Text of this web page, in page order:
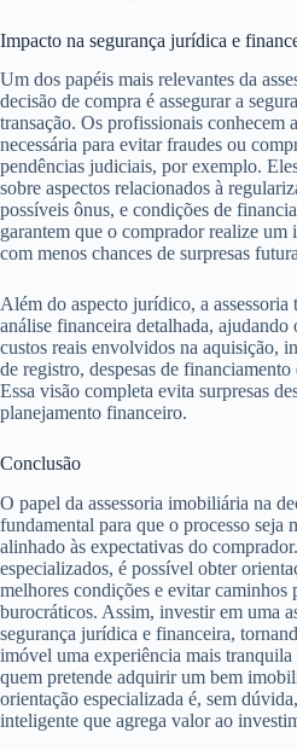
Impacto na segurança jurídica e
Um dos papéis mais relevantes da
decisão de compra é assegurar a
transação. Os profissionais conhecem
necessária para evitar fraudes ou
pendências judiciais, por exemplo.
sobre aspectos relacionados à
possíveis ônus, e condições de
garantem que o comprador realize um
com menos chances de surpresas
Além do aspecto jurídico, a assessoria
análise financeira detalhada, ajudando
custos reais envolvidos na aquisição,
de registro, despesas de
Essa visão completa evita surpresas
planejamento financeiro.
Conclusão
O papel da assessoria imobiliária na
fundamental para que o processo seja
alinhado às expectativas do
especializados, é possível obter
melhores condições e evitar caminhos
burocráticos. Assim, investir em uma
segurança jurídica e financeira,
imóvel uma experiência mais tranquila
quem pretende adquirir um bem
orientação especializada é, sem
inteligente que agrega valor ao